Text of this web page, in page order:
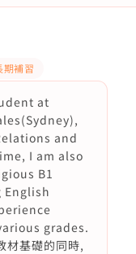
期補習
at
and
I am also
B1
English
grades.
材基礎的同時,